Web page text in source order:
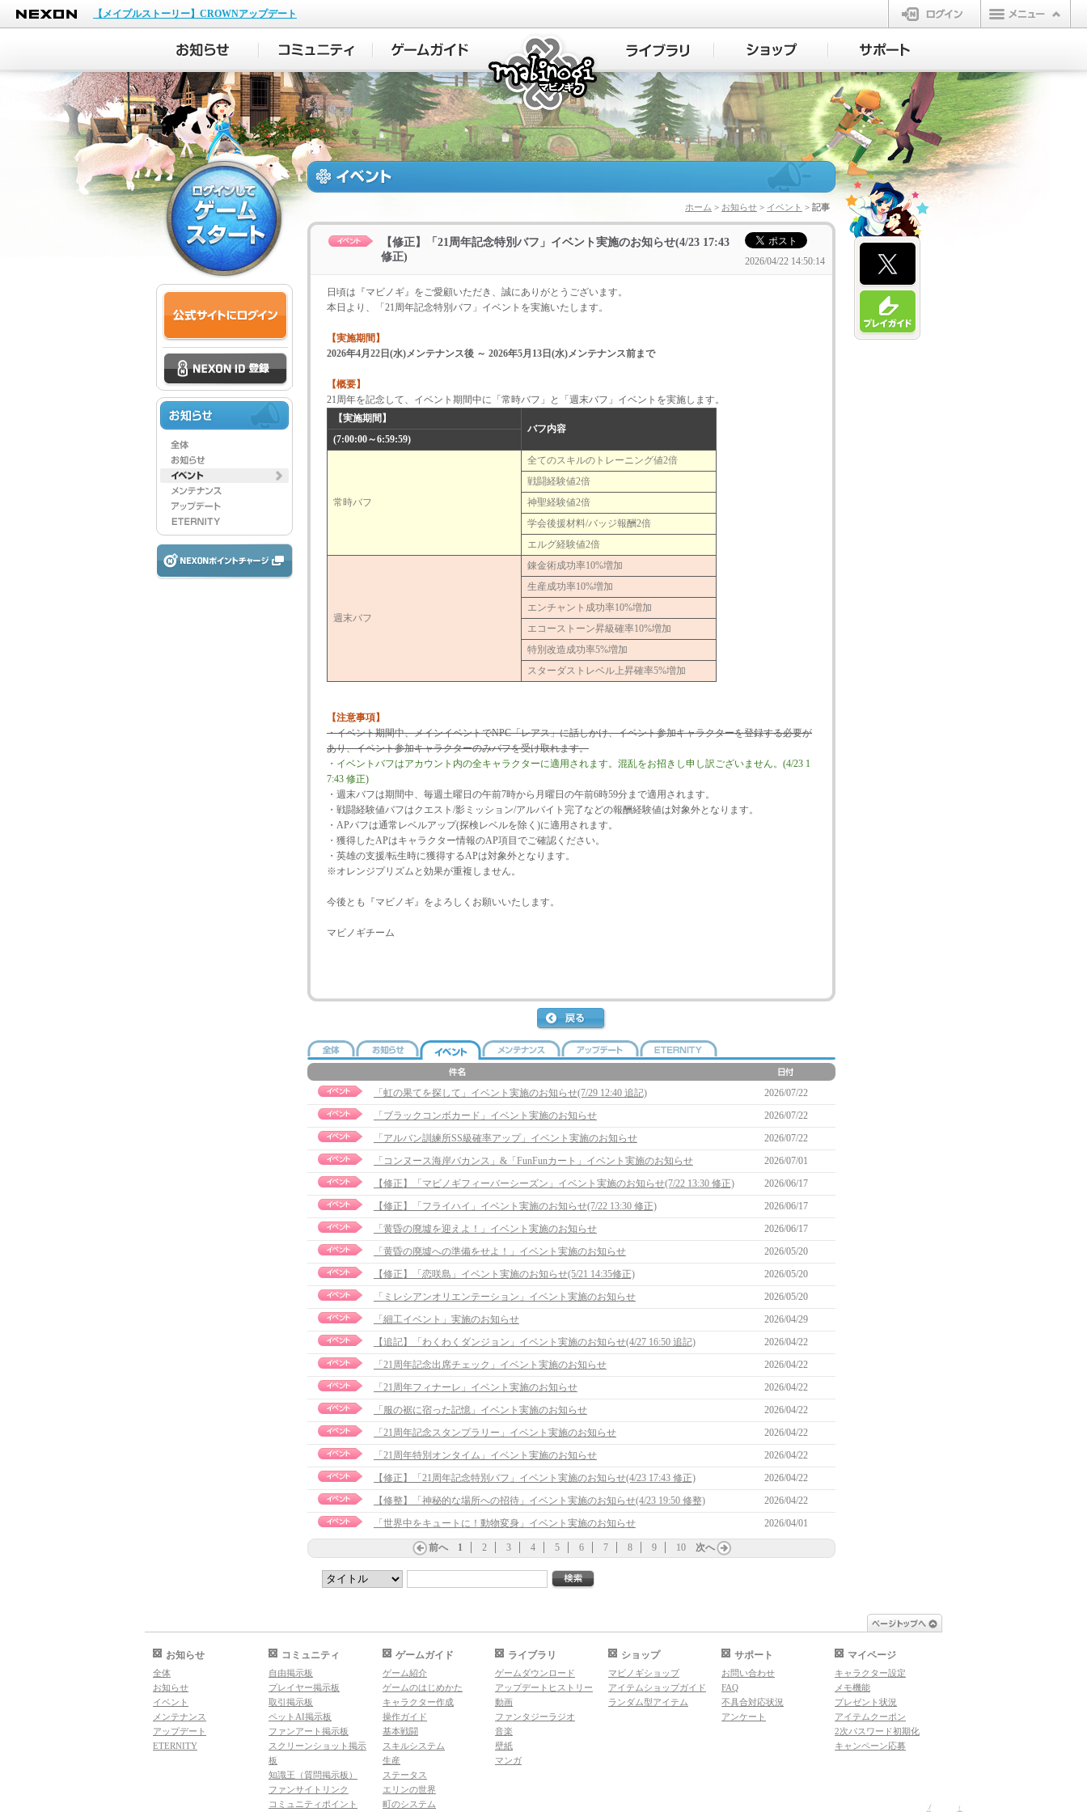
NEXON
【メイプルストーリー】CROWNアップデート
ログイン
マビノギ
ホーム > お知らせ > イベント > 記事
【修正】「21周年記念特別バフ」イベント実施のお知らせ(4/23 17:43
修正)
2026/04/22 14:50:14
日頃は『マビノギ』をご愛顧いただき、誠にありがとうございます。
本日より、「21周年記念特別バフ」イベントを実施いたします。
【実施期間】
2026年4月22日(水)メンテナンス後 ～ 2026年5月13日(水)メンテナンス前まで
【概要】
21周年を記念して、イベント期間中に「常時バフ」と「週末バフ」イベントを実施します。
【実施期間】
バフ内容
(7:00:00～6:59:59)
常時バフ
全てのスキルのトレーニング値2倍
戦闘経験値2倍
神聖経験値2倍
学会後援材料/バッジ報酬2倍
エルグ経験値2倍
週末バフ
錬金術成功率10%増加
生産成功率10%増加
エンチャント成功率10%増加
エコーストーン昇級確率10%増加
特別改造成功率5%増加
スターダストレベル上昇確率5%増加
【注意事項】
・イベント期間中、メインイベントでNPC「レアス」に話しかけ、イベント参加キャラクターを登録する必要が
あり、イベント参加キャラクターのみバフを受け取れます。
・イベントバフはアカウント内の全キャラクターに適用されます。混乱をお招きし申し訳ございません。(4/23 1
7:43 修正)
・週末バフは期間中、毎週土曜日の午前7時から月曜日の午前6時59分まで適用されます。
・戦闘経験値バフはクエスト/影ミッション/アルバイト完了などの報酬経験値は対象外となります。
・APバフは通常レベルアップ(探検レベルを除く)に適用されます。
・獲得したAPはキャラクター情報のAP項目でご確認ください。
・英雄の支援/転生時に獲得するAPは対象外となります。
※オレンジプリズムと効果が重複しません。
今後とも『マビノギ』をよろしくお願いいたします。
マビノギチーム
「虹の果てを探して」イベント実施のお知らせ(7/29 12:40 追記)
2026/07/22
「ブラックコンボカード」イベント実施のお知らせ
2026/07/22
「アルバン訓練所SS級確率アップ」イベント実施のお知らせ
2026/07/22
「コンヌース海岸バカンス」&「FunFunカート」イベント実施のお知らせ
2026/07/01
【修正】「マビノギフィーバーシーズン」イベント実施のお知らせ(7/22 13:30 修正)
2026/06/17
【修正】「フライハイ」イベント実施のお知らせ(7/22 13:30 修正)
2026/06/17
「黄昏の廃墟を迎えよ！」イベント実施のお知らせ
2026/06/17
「黄昏の廃墟への準備をせよ！」イベント実施のお知らせ
2026/05/20
【修正】「恋咲島」イベント実施のお知らせ(5/21 14:35修正)
2026/05/20
「ミレシアンオリエンテーション」イベント実施のお知らせ
2026/05/20
「細工イベント」実施のお知らせ
2026/04/29
【追記】「わくわくダンジョン」イベント実施のお知らせ(4/27 16:50 追記)
2026/04/22
「21周年記念出席チェック」イベント実施のお知らせ
2026/04/22
「21周年フィナーレ」イベント実施のお知らせ
2026/04/22
「服の裾に宿った記憶」イベント実施のお知らせ
2026/04/22
「21周年記念スタンプラリー」イベント実施のお知らせ
2026/04/22
「21周年特別オンタイム」イベント実施のお知らせ
2026/04/22
【修正】「21周年記念特別バフ」イベント実施のお知らせ(4/23 17:43 修正)
2026/04/22
【修整】「神秘的な場所への招待」イベント実施のお知らせ(4/23 19:50 修整)
2026/04/22
「世界中をキュートに！動物変身」イベント実施のお知らせ
2026/04/01
前へ 1 2 3 4 5 6 7 8 9 10 次へ
お知らせ
全体
お知らせ
イベント
メンテナンス
アップデート
ETERNITY
コミュニティ
自由掲示板
プレイヤー掲示板
取引掲示板
ペットAI掲示板
ファンアート掲示板
スクリーンショット掲示
板
知識王（質問掲示板）
ファンサイトリンク
コミュニティポイント
ゲームガイド
ゲーム紹介
ゲームのはじめかた
キャラクター作成
操作ガイド
基本戦闘
スキルシステム
生産
ステータス
エリンの世界
町のシステム
ライブラリ
ゲームダウンロード
アップデートヒストリー
動画
ファンタジーラジオ
音楽
壁紙
マンガ
ショップ
マビノギショップ
アイテムショップガイド
ランダム型アイテム
サポート
お問い合わせ
FAQ
不具合対応状況
アンケート
マイページ
キャラクター設定
メモ機能
プレゼント状況
アイテムクーポン
2次パスワード初期化
キャンペーン応募